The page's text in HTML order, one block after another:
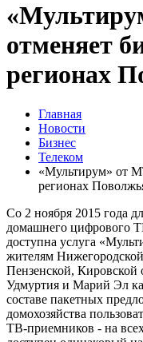
отменяет
регионах
Главная
Новости
Бизнес
Телеком
«Мультирум» от
регионах
Со 2 ноября 2015 года
домашнего цифрового
доступна услуга
жителям
Пензенской, Кировской
Удмуртия и Марий Эл
составе пакетных
домохозяйства
ТВ-приемников - на всех